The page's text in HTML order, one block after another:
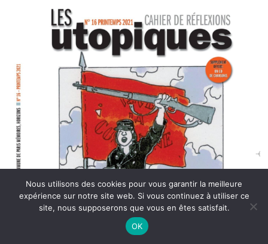
Nous utilisons des cookies pour vous garantir la meilleure
expérience sur notre site web. Si vous continuez à utiliser ce
site, nous supposerons que vous en êtes satisfait.
OK